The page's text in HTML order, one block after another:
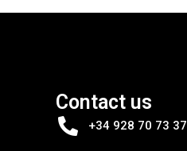
Contact us
+34 928 70 73 37